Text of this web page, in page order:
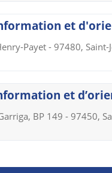
et
Payet - 97480, Saint-
et
BP 149 - 97450,